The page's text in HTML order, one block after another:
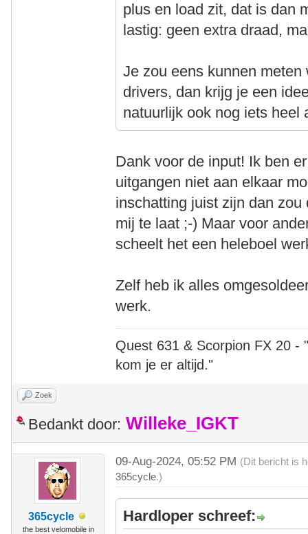
plus en load zit, dat is dan
lastig: geen extra draad,
Je zou eens kunnen
drivers, dan krijg je een
natuurlijk ook nog iets heel
Dank voor de input! Ik ben
uitgangen niet aan elkaar
inschatting juist zijn dan
mij te laat ;-) Maar voor
scheelt het een heleboel
Zelf heb ik alles
werk.
Quest 631 & Scorpion FX 20 -
kom je er altijd."
Zoek
Bedankt door: Willeke_IGKT
365cycle
the best velomobile in
09-Aug-2024, 05:52 PM (Dit bericht is
365cycle.)
Hardloper schreef: